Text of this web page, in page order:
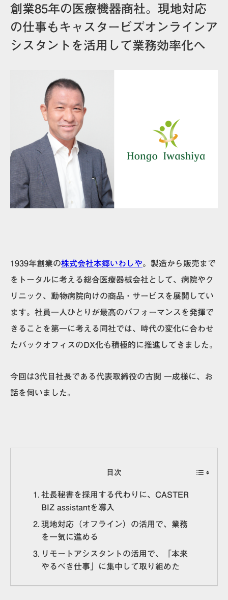
創業85年の医療機器商社。現地対応
の仕事もキャスタービズオンラインア
シスタントを活用して業務効率化へ
1939年創業の株式会社本郷いわしや。製造から販売まで
をトータルに考える総合医療器械会社として、病院やク
リニック、動物病院向けの商品・サービスを展開してい
ます。社員一人ひとりが最高のパフォーマンスを発揮で
きることを第一に考える同社では、時代の変化に合わせ
たバックオフィスのDX化も積極的に推進してきました。
今回は3代目社長である代表取締役の古関 一成様に、お
話を伺いました。
目次
社長秘書を採用する代わりに、CASTER
BIZ assistantを導入
現地対応（オフライン）の活用で、業務
を一気に進める
リモートアシスタントの活用で、「本来
やるべき仕事」に集中して取り組めた